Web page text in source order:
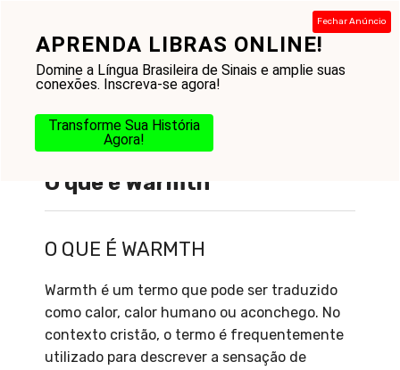
APRENDA LIBRAS ONLINE!
Domine a Língua Brasileira de Sinais e amplie suas
conexões. Inscreva-se agora!
Transforme Sua História
Agora!
Fechar Anúncio
conteúdo
O que é Warmth
O QUE É WARMTH
Warmth é um termo que pode ser traduzido
como calor, calor humano ou aconchego. No
contexto cristão, o termo é frequentemente
utilizado para descrever a sensação de